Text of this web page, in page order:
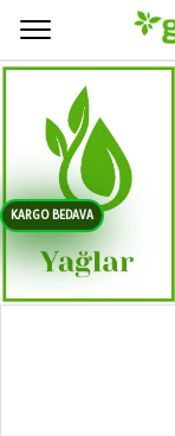
KARGO BEDAVA